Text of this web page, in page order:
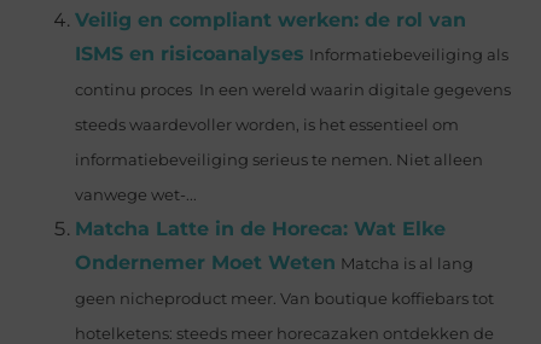
Veilig en compliant werken: de rol van
ISMS en risicoanalyses Informatiebeveiliging als
continu proces In een wereld waarin digitale gegevens
steeds waardevoller worden, is het essentieel om
informatiebeveiliging serieus te nemen. Niet alleen
vanwege wet-...
Matcha Latte in de Horeca: Wat Elke
Ondernemer Moet Weten Matcha is al lang
geen nicheproduct meer. Van boutique koffiebars tot
hotelketens: steeds meer horecazaken ontdekken de